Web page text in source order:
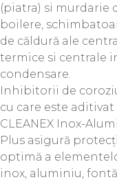
(piatra) si murdarie
boilere,
de căldură ale
termice si centrale
condensare.
Inhibitorii de
cu care este aditivat
CLEANEX Inox-
Plus asigură
optimă a
inox, aluminiu,